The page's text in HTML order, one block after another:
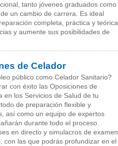
tanto jóvenes graduados como
un cambio de carrera. Es ideal
completa, práctica y teórica
y aumente sus posibilidades de
de Celador
público como Celador Sanitario?
con éxito las Oposiciones de
en los Servicios de Salud de tu
de preparación flexible y
así como un equipo de expertos
durante todo el proceso.
en directo y simulacros de examen
con las que podrás profundizar en el